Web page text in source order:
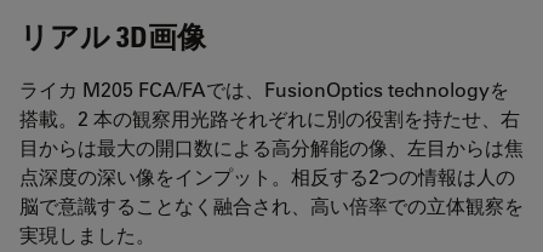
リアル 3D画像
ライカ M205 FCA/FAでは、FusionOptics technologyを
搭載。2 本の観察用光路それぞれに別の役割を持たせ、右
目からは最大の開口数による高分解能の像、左目からは焦
点深度の深い像をインプット。相反する2つの情報は人の
脳で意識することなく融合され、高い倍率での立体観察を
実現しました。